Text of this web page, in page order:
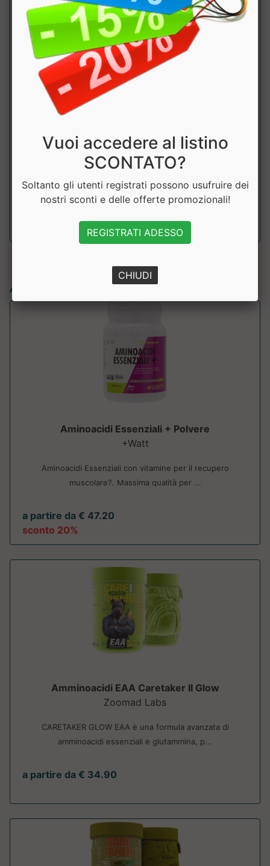
L-Lisina 945mg
L-Valina 700mg
L- Fenilanina
L- isoleucina
L-Treonina 560mg
350mg
L-Triptofano 135mg
Articoli simili:
Aminoacidi Essenziali + Polvere
+Watt
Aminoacidi Essenziali con vitamine per il recupero
muscolare?. Massima qualità per ...
a partire da € 47.20
sconto 20%
Amminoacidi EAA Caretaker II Glow
Zoomad Labs
CARETAKER GLOW EAA è una formula avanzata di
amminoacidi essenziali e glutammina, p...
a partire da € 34.90
Vuoi accedere al listino
SCONTATO?
Soltanto gli utenti registrati possono usufruire dei
nostri sconti e delle offerte promozionali!
REGISTRATI ADESSO
CHIUDI